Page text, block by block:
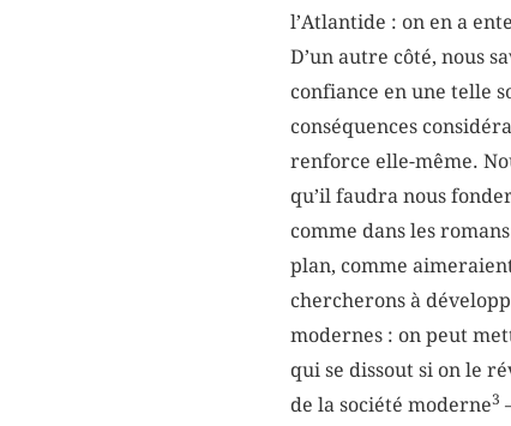
l’Atlantide : on en a
D’un autre côté, nous
confiance en une telle
conséquences
renforce elle-même.
qu’il faudra nous
comme dans les
plan, comme
chercherons à
modernes : on peut
qui se dissout si on le
de la société moderne3